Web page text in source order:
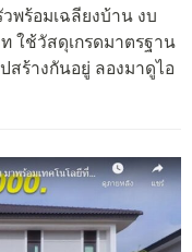
พร้อมเฉลียงบ้าน งบ
ใช้วัสดุเกรดมาตรฐาน
สร้างกันอยู่ ลองมาดูไอ